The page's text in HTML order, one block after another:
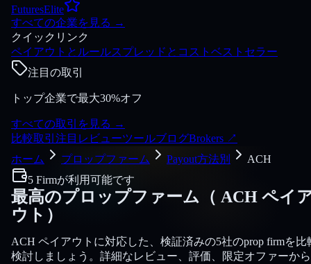
FuturesElite
すべての企業を見る →
クイックリンク
ペイアウトとルールスプレッドとコスト ベストセラー
注目の取引
トップ企業で最大30%オフ
すべての取引を見る →
比較取引 注目 レビューツールブログBrokers ↗
ホーム
プロップファーム Payout方法別
ACH
5 Firmが利用可能です
最高のプロップファーム（ ACH ペイ
ウト）
ACH ペイアウトに対応した、検証済みの5社のprop firmを比
検討しましょう。詳細なレビュー、評価、限定オファーか